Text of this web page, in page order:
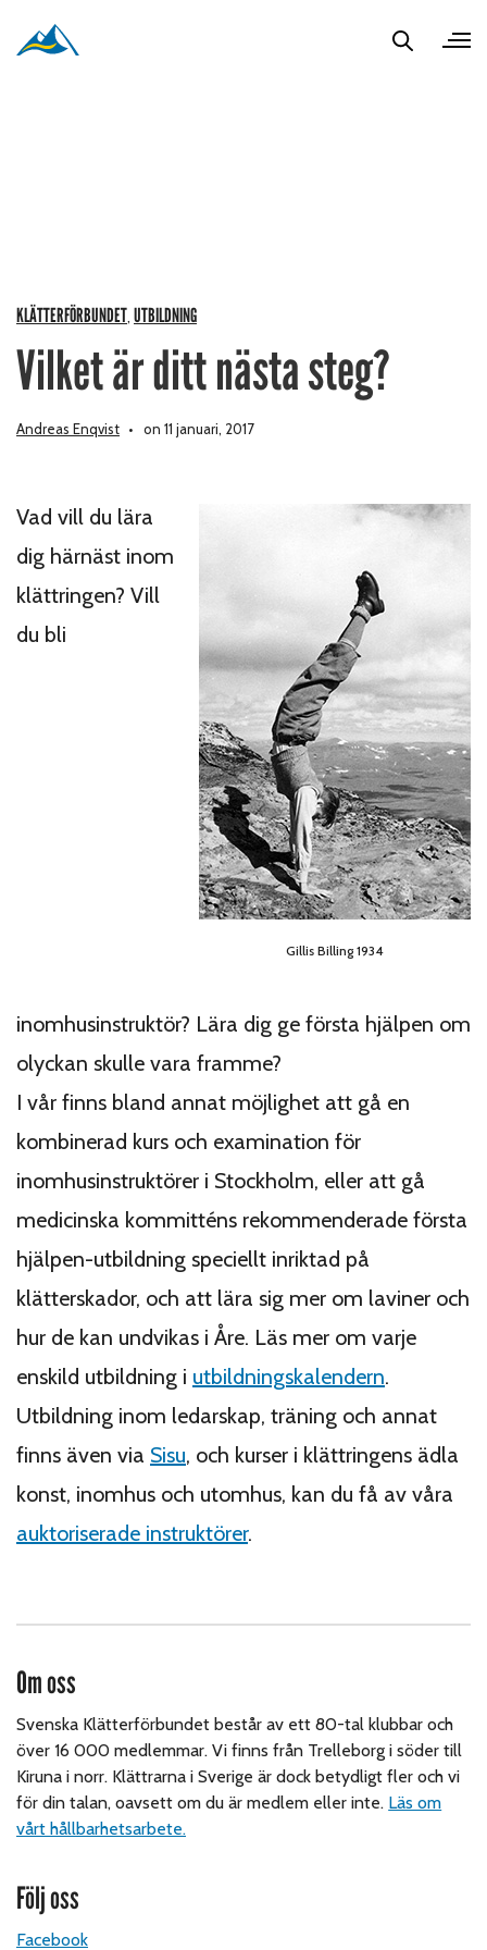
KLÄTTERFÖRBUNDET, UTBILDNING
Vilket är ditt nästa steg?
Andreas Enqvist on 11 januari, 2017
Gillis Billing 1934
Vad vill du lära
dig härnäst inom
klättringen? Vill
du bli
inomhusinstruktör? Lära dig ge första hjälpen om
olyckan skulle vara framme?
I vår finns bland annat möjlighet att gå en
kombinerad kurs och examination för
inomhusinstruktörer i Stockholm, eller att gå
medicinska kommitténs rekommenderade första
hjälpen-utbildning speciellt inriktad på
klätterskador, och att lära sig mer om laviner och
hur de kan undvikas i Åre. Läs mer om varje
enskild utbildning i utbildningskalendern.
Utbildning inom ledarskap, träning och annat
finns även via Sisu, och kurser i klättringens ädla
konst, inomhus och utomhus, kan du få av våra
auktoriserade instruktörer.
Om oss
Svenska Klätterförbundet består av ett 80-tal klubbar och
över 16 000 medlemmar. Vi finns från Trelleborg i söder till
Kiruna i norr. Klättrarna i Sverige är dock betydligt fler och vi
för din talan, oavsett om du är medlem eller inte. Läs om
vårt hållbarhetsarbete.
Följ oss
Facebook